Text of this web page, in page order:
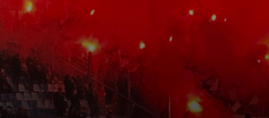
voll gesperrt